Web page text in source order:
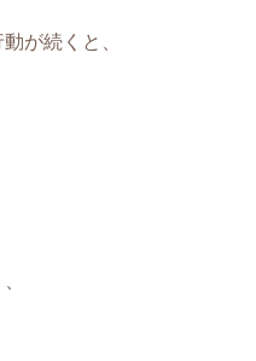
が続くと、